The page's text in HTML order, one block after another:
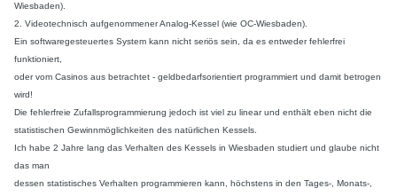
Wiesbaden).
2. Videotechnisch aufgenommener Analog-Kessel (wie OC-Wiesbaden).
Ein softwaregesteuertes System kann nicht seriös sein, da es entweder fehlerfrei
funktioniert,
oder vom Casinos aus betrachtet - geldbedarfsorientiert programmiert und damit betrogen
wird!
Die fehlerfreie Zufallsprogrammierung jedoch ist viel zu linear und enthält eben nicht die
statistischen Gewinnmöglichkeiten des natürlichen Kessels.
Ich habe 2 Jahre lang das Verhalten des Kessels in Wiesbaden studiert und glaube nicht
das man
dessen statistisches Verhalten programmieren kann, höchstens in den Tages-, Monats-,